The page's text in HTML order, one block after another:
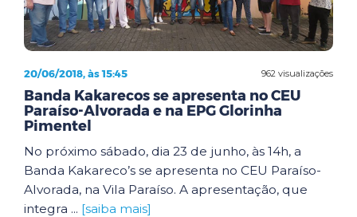
962 visualizações
20/06/2018, às 15:45
Banda Kakarecos se apresenta no CEU
Paraíso-Alvorada e na EPG Glorinha
Pimentel
No próximo sábado, dia 23 de junho, às 14h, a
Banda Kakareco’s se apresenta no CEU Paraíso-
Alvorada, na Vila Paraíso. A apresentação, que
integra ... [saiba mais]